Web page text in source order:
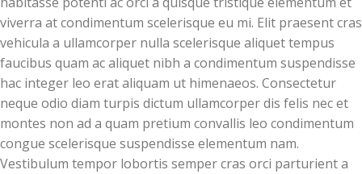
viverra at condimentum scelerisque eu mi. Elit praesent cras
vehicula a ullamcorper nulla scelerisque aliquet tempus
faucibus quam ac aliquet nibh a condimentum suspendisse
hac integer leo erat aliquam ut himenaeos. Consectetur
neque odio diam turpis dictum ullamcorper dis felis nec et
montes non ad a quam pretium convallis leo condimentum
congue scelerisque suspendisse elementum nam.
Vestibulum tempor lobortis semper cras orci parturient a